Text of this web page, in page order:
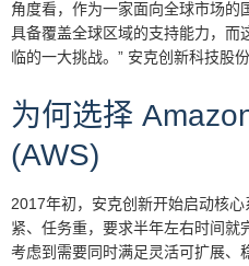
角度看，作为一家面向全球市场的
具备覆盖全球区域的支持能力，而
临的一大挑战。” 安克创新科技股
为何选择
(AWS)
2017年初，安克创新开始启动核
紧、任务重，要求半年左右时间就
考虑到需要同时满足灵活可扩展、